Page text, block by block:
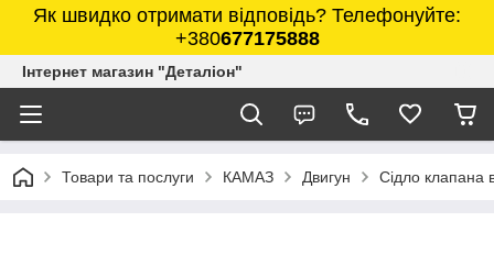
Як швидко отримати відповідь? Телефонуйте:
+380677175888
Інтернет магазин "Деталіон"
Товари та послуги КАМАЗ Двигун Сідло клапана